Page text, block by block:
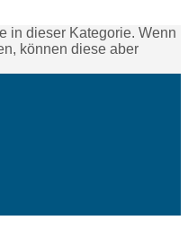
in dieser Kategorie. Wenn
können diese aber